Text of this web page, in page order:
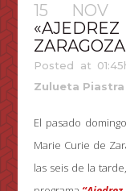
15 NOV
ZARAGOZA
Posted at
Zulueta Piastra
El pasado
Marie Curie de
las seis de la